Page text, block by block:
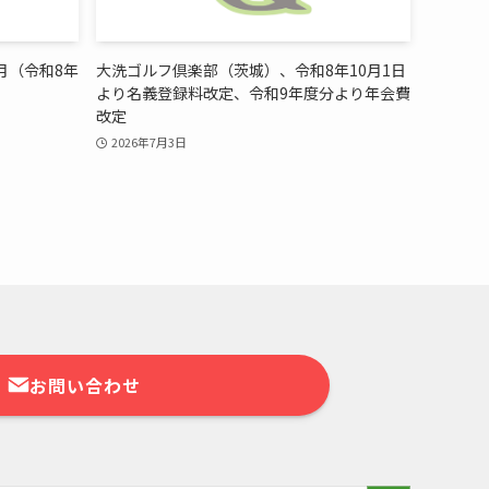
（令和8年
大洗ゴルフ倶楽部（茨城）、令和8年10月1日
より名義登録料改定、令和9年度分より年会費
改定
2026年7月3日
お問い合わせ